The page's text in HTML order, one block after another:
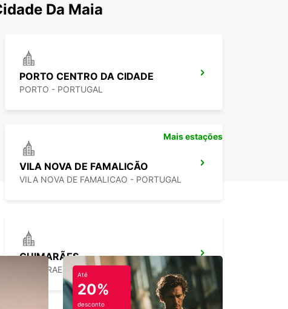
Da Maia
PORTO CENTRO DA CIDADE
PORTO - PORTUGAL
VILA NOVA DE FAMALICÃO
VILA NOVA DE FAMALICAO - PORTUGAL
GUIMARÃES
GUIMARAES - PORTUGAL
Mais estações
Até
20%
desconto